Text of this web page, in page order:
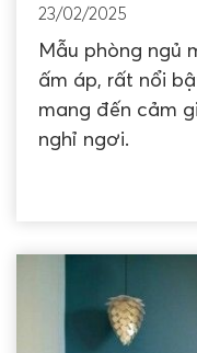
23/02/2025
Mẫu phòng ngủ
ấm áp, rất nổi
mang đến cảm
nghỉ ngơi.